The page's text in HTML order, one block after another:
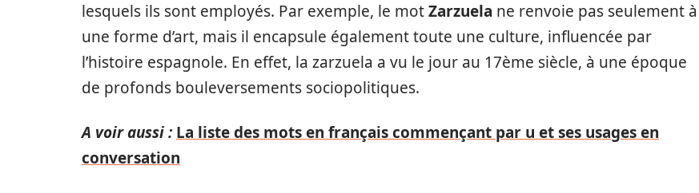
lesquels ils sont employés. Par exemple, le motZarzuela ne renvoie pas seulement à
une forme d’art, mais il encapsule également toute une culture, influencée par
l’histoire espagnole. En effet, la zarzuela a vu le jour au 17ème siècle, à une époque
de profonds bouleversements sociopolitiques.
A voir aussi : La liste des mots en français commençant par u et ses usages en
conversation